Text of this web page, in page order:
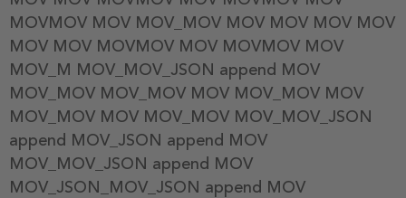
MOVMOV MOV MOV_MOV MOV MOV MOV MOV
MOV MOV MOVMOV MOV MOVMOV MOV
MOV_M MOV_MOV_JSON append MOV
MOV_MOV MOV_MOV MOV MOV_MOV MOV
MOV_MOV MOV MOV_MOV MOV_MOV_JSON
append MOV_JSON append MOV
MOV_MOV_JSON append MOV
MOV_JSON_MOV_JSON append MOV